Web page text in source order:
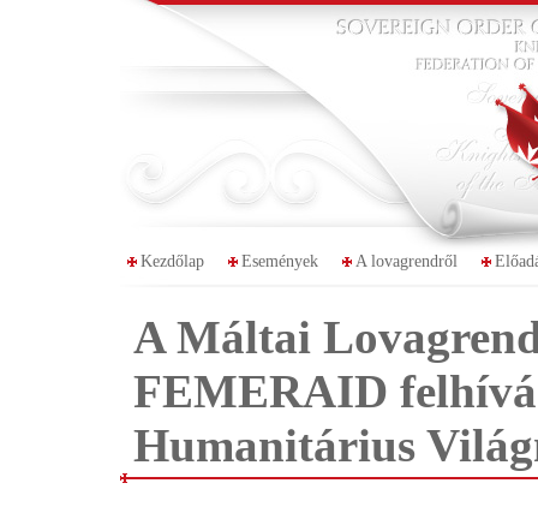
Kezdőlap Események A lovagrendről
A Máltai
FEMERAID
Humanitárius